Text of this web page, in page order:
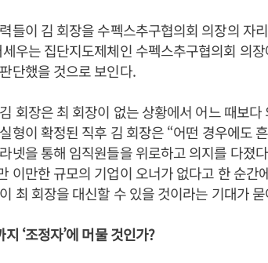
들이 김 회장을 수펙스추구협의회 의장의 자
세우는 집단지도제체인 수펙스추구협의회 의
단했을 것으로 보인다.
회장은 최 회장이 없는 상황에서 어느 때보
형이 확정된 직후 김 회장은 “어떤 경우에도
넷을 통해 임직원들을 위로하고 의지를 다졌
이만한 규모의 기업이 오너가 없다고 한 순간
최 회장을 대신할 수 있을 것이라는 기대가
지 ‘조정자’에 머물 것인가?